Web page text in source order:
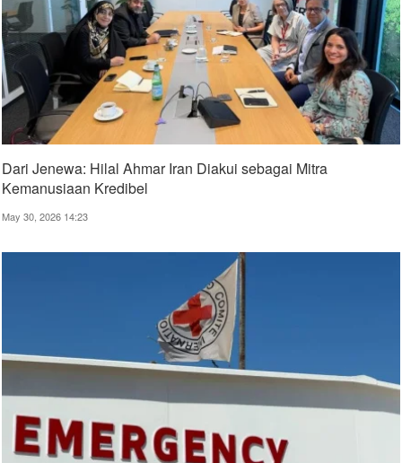
Dari Jenewa: Hilal Ahmar Iran Diakui sebagai Mitra
Kemanusiaan Kredibel
May 30, 2026 14:23